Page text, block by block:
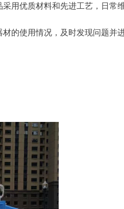
用优质材料和先进工艺，日常
的使用情况，及时发现问题并进